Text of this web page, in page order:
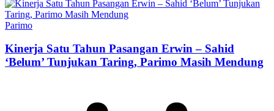
Parimo
Kinerja Satu Tahun Pasangan Erwin – Sahid
‘Belum’ Tunjukan Taring, Parimo Masih Mendung